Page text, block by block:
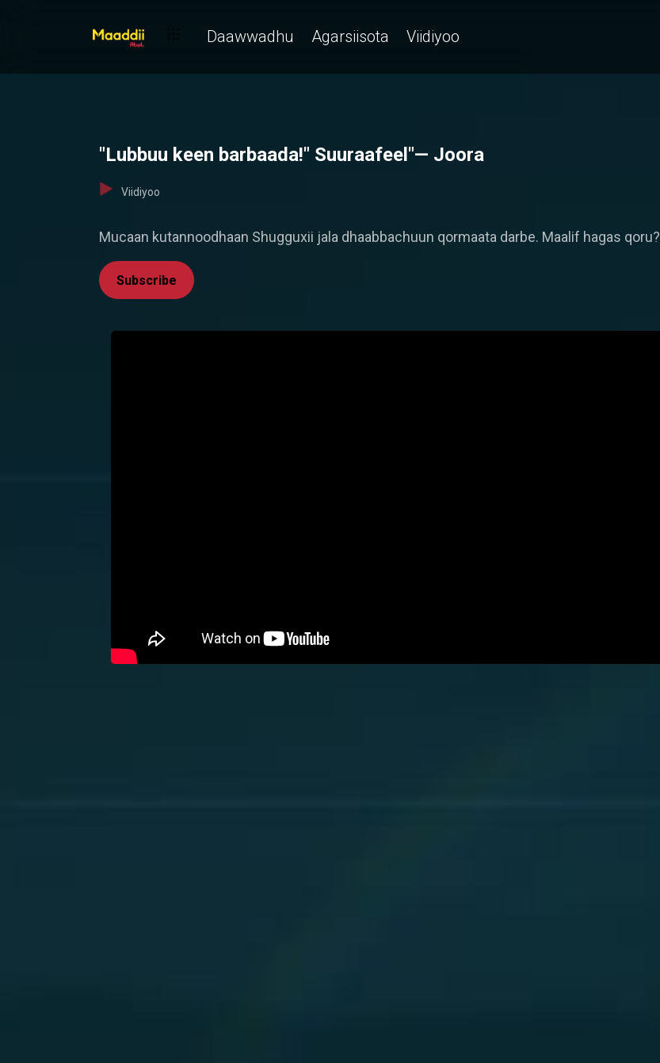
Daawwadhu Agarsiisota Viidiyoo
"Lubbuu keen barbaada!" Suuraafeel"— Joora
Viidiyoo
Mucaan kutannoodhaan Shugguxii jala dhaabbachuun qormaata darbe. Maalif hagas qoru?
Subscribe